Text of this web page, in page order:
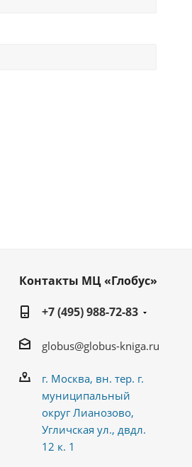
Контакты МЦ «Глобус»
+7 (495) 988-72-83
globus@globus-kniga.ru
г. Москва, вн. тер. г.
муниципальный
округ Лианозово,
Угличская ул., двдл.
12 к. 1